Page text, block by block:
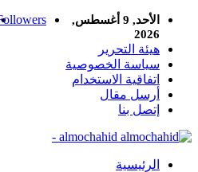
الأحد, 9 أغسطس,
2026
هيئة التحرير
سياسة الخصوصية
اتفاقية الاستخدام
أرسل مقال
إتصل بنا
almochahid -
الرئيسية